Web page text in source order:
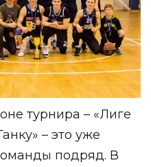
турнира – «Лиге
– это уже
подряд. В